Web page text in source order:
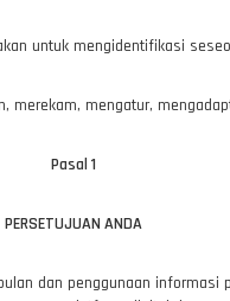
untuk mengidentifikasi
mengatur,
Pasal 1
PERSETUJUAN ANDA
dan penggunaan informasi